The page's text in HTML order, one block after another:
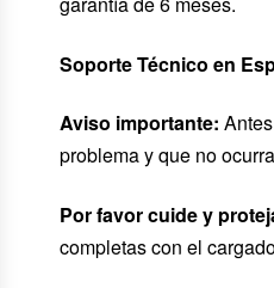
Soporte Técnico en
Aviso importante:
problema y que no
Por favor cuide y
completas con el